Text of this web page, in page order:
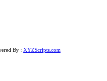
By : XYZScripts.com